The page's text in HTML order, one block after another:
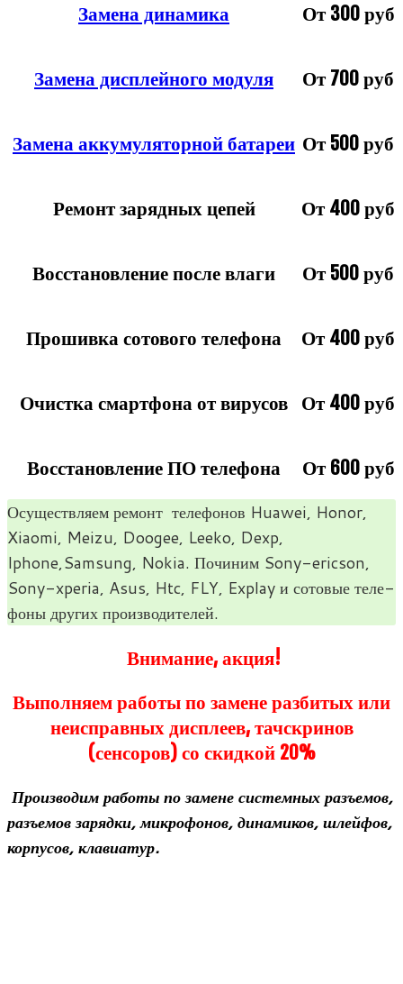
Замена динамика От 300 руб
Замена дисплейного модуля От 700 руб
Замена аккумуляторной батареи От 500 руб
Ремонт зарядных цепей От 400 руб
Восстановление после влаги От 500 руб
Прошивка сотового телефона От 400 руб
Очистка смартфона от вирусов От 400 руб
Восстановление ПО телефона
От 600 руб
Осу­ществ­ляем ремонт теле­фо­нов Huawei, Honor,
Xiaomi, Meizu, Doogee, Leeko, Dexp,
Iphone,Samsung, Nokia. Почи­ним Sony-ericson,
Sony-xperia, Asus, Htc, FLY, Explay и сото­вые теле­
фоны дру­гих производителей.
Внимание, акция!
Выполняем работы по замене разбитых или
неисправных дисплеев, тачскринов
(сенсоров) со скидкой 20%
Про­из­во­дим работы по замене систем­ных разъ­емов,
разъ­емов зарядки, мик­ро­фо­нов, дина­ми­ков, шлей­фов,
кор­пу­сов, клавиатур.